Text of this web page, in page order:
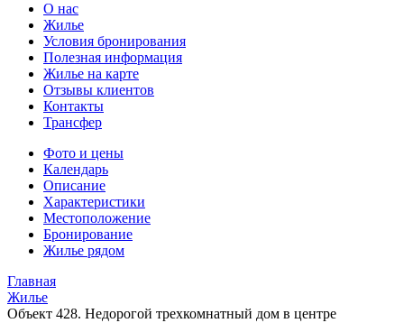
О нас
Жилье
Условия бронирования
Полезная информация
Жилье на карте
Отзывы клиентов
Контакты
Трансфер
Фото и цены
Календарь
Описание
Характеристики
Местоположение
Бронирование
Жилье рядом
Главная
Жилье
Объект 428. Недорогой трехкомнатный дом в центре